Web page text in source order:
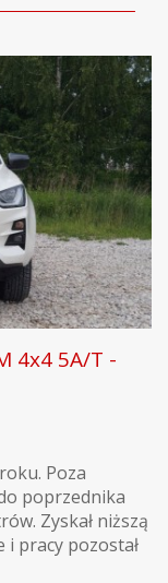
4x4 5A/T -
Poza
poprzednika
Zyskał niższą
i pracy pozostał